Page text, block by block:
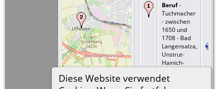
Diese Website verwendet
Beruf-
Tuchmacher
- zwischen
1650 und
1708 - Bad
Langensalza,
Unstrut-
Hainich-
Thüringen,
BRD